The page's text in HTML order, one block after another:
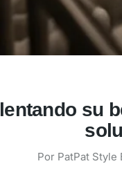
su
Por PatPat Style